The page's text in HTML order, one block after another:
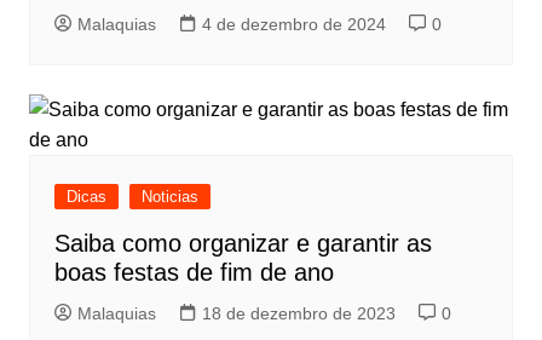
Malaquias 4 de dezembro de 2024 0
Dicas Noticias
Saiba como organizar e garantir as
boas festas de fim de ano
Malaquias 18 de dezembro de 2023 0